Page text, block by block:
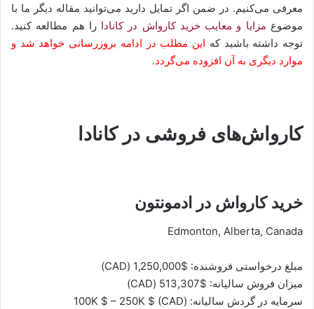
معرفی می‌کنیم. در ضمن اگر تمایل دارید می‌توانید مقاله دیگر ما با
موضوع مزایا و معایب خرید کارواش در کانادا را هم مطالعه کنید.
توجه داشته باشید که این مطلب در ادامه بروزرسانی خواهد شد و
موارد دیگری به آن افزوده می‌گردد.
کارواش‌های فروشی در کانادا
خرید کارواش در ادمونتون
Edmonton, Alberta, Canada
مبلغ درخواستی فروشنده: $1,250,000 (CAD)
میزان فروش سالیانه: $513,307 (CAD)
سرمایه در گردش سالیانه: (100K $ – 250K $ (CAD